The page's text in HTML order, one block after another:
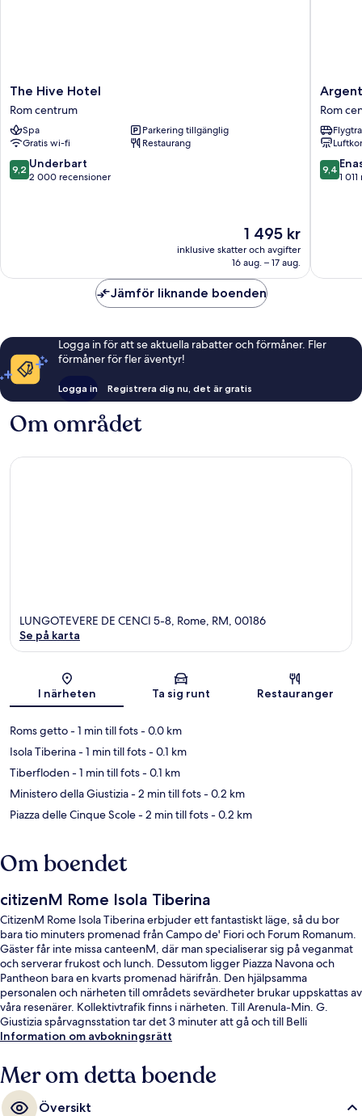
The
Hive
Hotel
Rom
centrum
The Hive Hotel
Rom centrum
Spa
Parkering tillgänglig
Gratis wi-fi
Restaurang
9.2
av
9,2 Underbart
2 000 recensioner
Priset
är
1 495 kr
1 495 kr
inklusive skatter och avgifter
16 aug. – 17 aug.
Style
Hotel
Rom
centrum
Rom
9.4
av
9,4
1
Jämför liknande boenden
Logga in för att se aktuella rabatter och förmåner. Fler
förmåner för fler äventyr!
Logga in Registrera dig nu, det är gratis
Om området
Karta
LUNGOTEVERE DE CENCI 5-8, Rome, RM, 00186
Se på karta
I närheten Ta sig runt Restauranger
Roms getto- 1 min till fots- 0.0 km
Isola Tiberina- 1 min till fots- 0.1 km
Tiberfloden- 1 min till fots- 0.1 km
Ministero della Giustizia- 2 min till fots- 0.2 km
Piazza delle Cinque Scole- 2 min till fots- 0.2 km
Om boendet
citizenM Rome Isola Tiberina
CitizenM Rome Isola Tiberina erbjuder ett fantastiskt läge, så du bor
bara tio minuters promenad från Campo de' Fiori och Forum Romanum.
Gäster får inte missa canteenM, där man specialiserar sig på veganmat
och serverar frukost och lunch. Dessutom ligger Piazza Navona och
Pantheon bara en kvarts promenad härifrån. Den hjälpsamma
personalen och närheten till områdets sevärdheter brukar uppskattas av
våra resenärer. Kollektivtrafik finns i närheten. Till Arenula-Min. G.
Giustizia spårvagnsstation tar det 3 minuter att gå och till Belli
spårvagnshållplats är det 4 minuter.
Information om avbokningsrätt
Mer om detta boende
Översikt